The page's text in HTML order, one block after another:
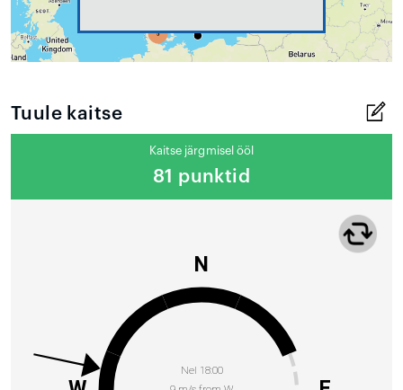
Tuule kaitse
Kaitse järgmisel ööl
81 punktid
Nel 18:00
N